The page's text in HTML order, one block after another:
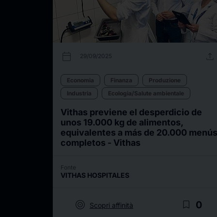
calendar_today 29/09/2025 upload
Economia Finanza
Produzione
Industria
Ecologia/Salute ambientale
Vithas previene el desperdicio de
unos 19.000 kg de alimentos,
equivalentes a más de 20.000 menús
completos - Vithas
Fonte
VITHAS HOSPITALES
target Scopri affinità bookmark_border 0